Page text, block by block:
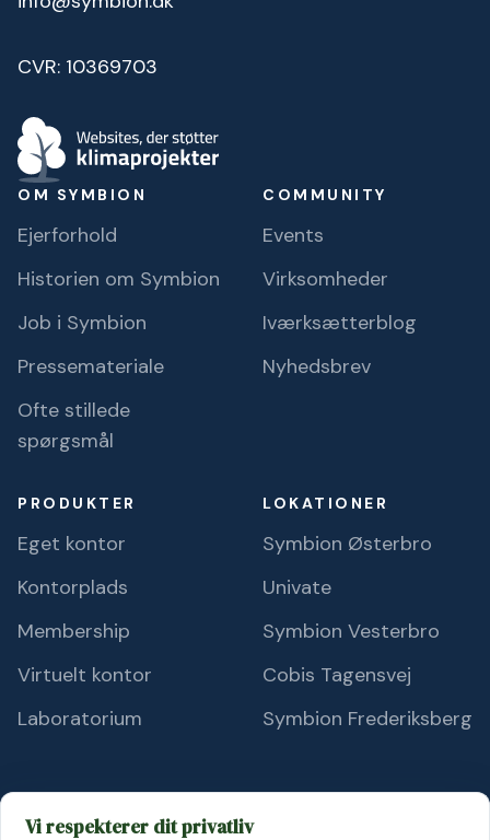
CVR: 10369703
OM SYMBION
Ejerforhold
Historien om Symbion
Job i Symbion
Pressemateriale
Ofte stillede
spørgsmål
COMMUNITY
Events
Virksomheder
Iværksætterblog
Nyhedsbrev
PRODUKTER
Eget kontor
Kontorplads
Membership
Virtuelt kontor
Laboratorium
LOKATIONER
Symbion Østerbro
Univate
Symbion Vesterbro
Cobis Tagensvej
Symbion Frederiksberg
Vi respekterer dit privatliv